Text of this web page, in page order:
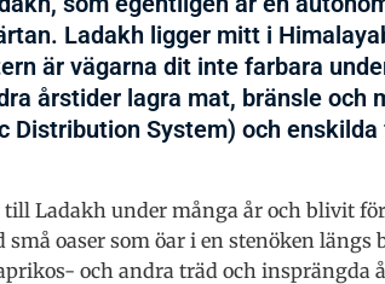
Ladakh ligger mitt i
är vägarna dit inte farbara
årstider lagra mat, bränsle och
Distribution System) och
Ladakh under många år och blivit
oaser som öar i en stenöken längs
och andra träd och insprängda